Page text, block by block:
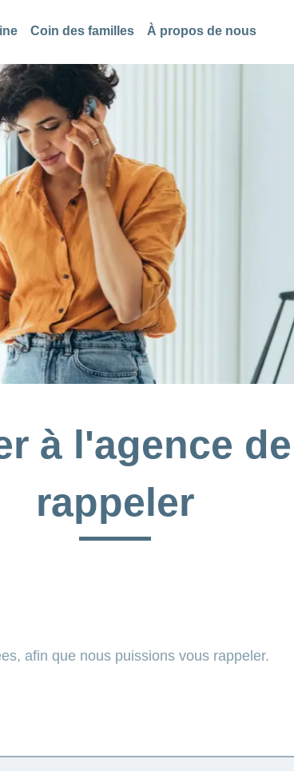
Coin des familles À propos de nous
à l'agence
rappeler
afin que nous puissions vous rappeler.